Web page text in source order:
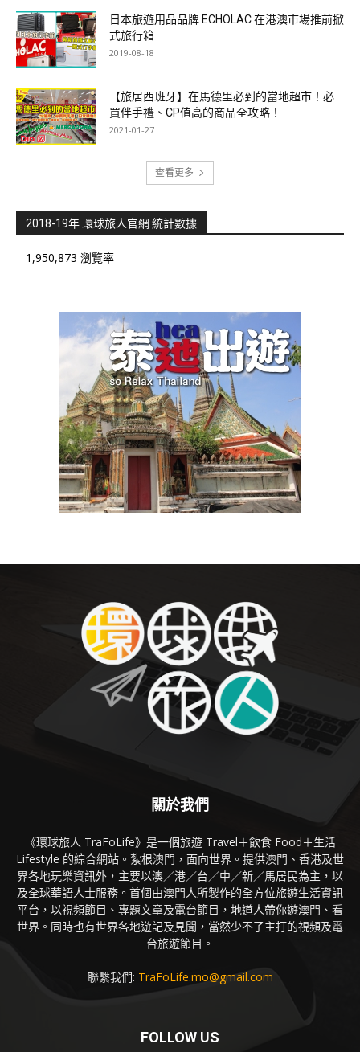
日本旅遊用品品牌 ECHOLAC 在港澳市場推前掀
式旅行箱
2019-08-18
【旅居西班牙】在馬德里必到的當地超市！必
買伴手禮、CP值高的商品全攻略！
2021-01-27
查看更多
2018-19年 環球旅人官網 統計數據
1,950,873 瀏覽率
關於我們
《環球旅人 TraFoLife》是一個旅遊 Travel＋飲食 Food＋生活
Lifestyle 的綜合網站。紮根澳門，面向世界。提供澳門、香港及世
界各地玩樂資訊外，主要以澳／港／台／中／新／馬居民為主，以
及全球華語人士服務。首個由澳門人所製作的全方位旅遊生活資訊
平台，以視頻節目、專題文章及電台節目，地道人帶你遊澳門、看
世界。同時也有世界各地遊記及見聞，當然少不了主打的視頻及電
台旅遊節目。
聯繫我們: TraFoLife.mo@gmail.com
FOLLOW US